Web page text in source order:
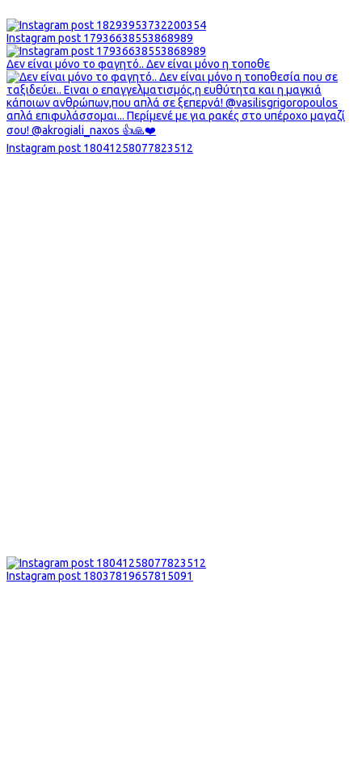
Instagram post 17936638553868989
Δεν είναι μόνο το φαγητό.. Δεν είναι μόνο η τοποθε
Instagram post 18041258077823512
Instagram post 18037819657815091